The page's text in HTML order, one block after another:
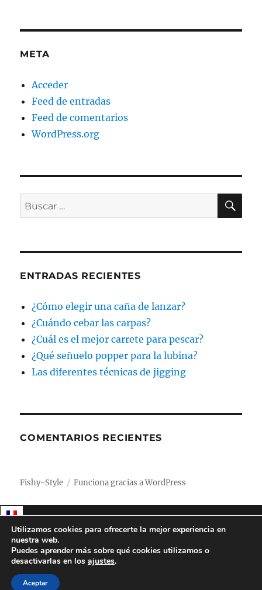
META
Acceder
Feed de entradas
Feed de comentarios
WordPress.org
Buscar
por:
ENTRADAS RECIENTES
¿Cómo elegir una caña de lanzar?
¿Cuándo cebar las carpas?
¿Cuál es el mejor carrete para pescar?
¿Qué señuelo popper para la lubina?
Las diferentes técnicas de jigging
COMENTARIOS RECIENTES
Fishy-Style Funciona gracias a WordPress
Utilizamos cookies para ofrecerte la mejor experiencia en
nuestra web.
Puedes aprender más sobre qué cookies utilizamos o
desactivarlas en los ajustes.
Aceptar